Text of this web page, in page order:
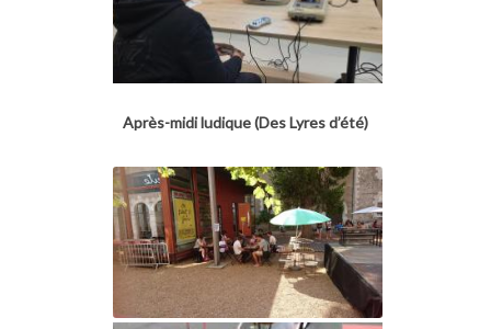
Après-midi ludique (Des Lyres d’été)